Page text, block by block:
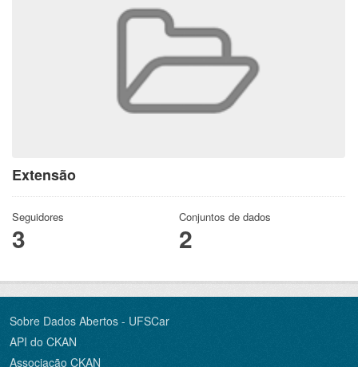
Extensão
Seguidores
3
Conjuntos de dados
2
Sobre Dados Abertos - UFSCar
API do CKAN
Associação CKAN